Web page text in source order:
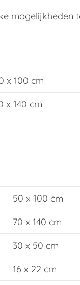
mogelijkheden
x 100 cm
x 140 cm
50 x 100 cm
70 x 140 cm
30 x 50 cm
16 x 22 cm